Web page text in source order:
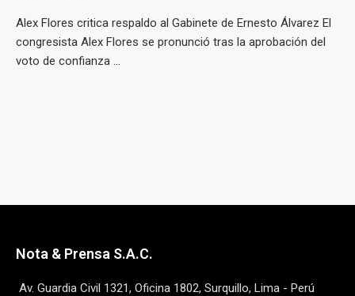
Alex Flores critica respaldo al Gabinete de Ernesto Álvarez El
congresista Alex Flores se pronunció tras la aprobación del
voto de confianza ...
Nota & Prensa S.A.C.
Av. Guardia Civil 1321, Oficina 1802, Surquillo, Lima - Perú